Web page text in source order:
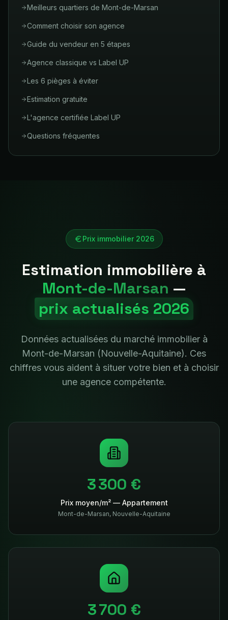
Meilleurs quartiers de Mont-de-Marsan
Comment choisir son agence
Guide du vendeur en 5 étapes
Agence classique vs Label UP
Les 6 pièges à éviter
Estimation gratuite
L'agence certifiée Label UP
Questions fréquentes
Prix immobilier 2026
Estimation immobilière à
Mont-de-Marsan —
prix actualisés 2026
Données actualisées du marché immobilier à
Mont-de-Marsan (Nouvelle-Aquitaine). Ces
chiffres vous aident à situer votre bien et à choisir
une agence compétente.
3 300 €
Prix moyen/m² — Appartement
Mont-de-Marsan, Nouvelle-Aquitaine
3 700 €